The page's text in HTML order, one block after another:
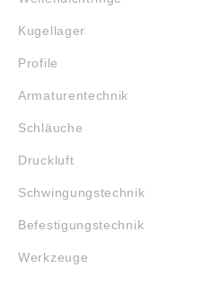
Kugellager
Profile
Armaturentechnik
Schläuche
Druckluft
Schwingungstechnik
Befestigungstechnik
Werkzeuge